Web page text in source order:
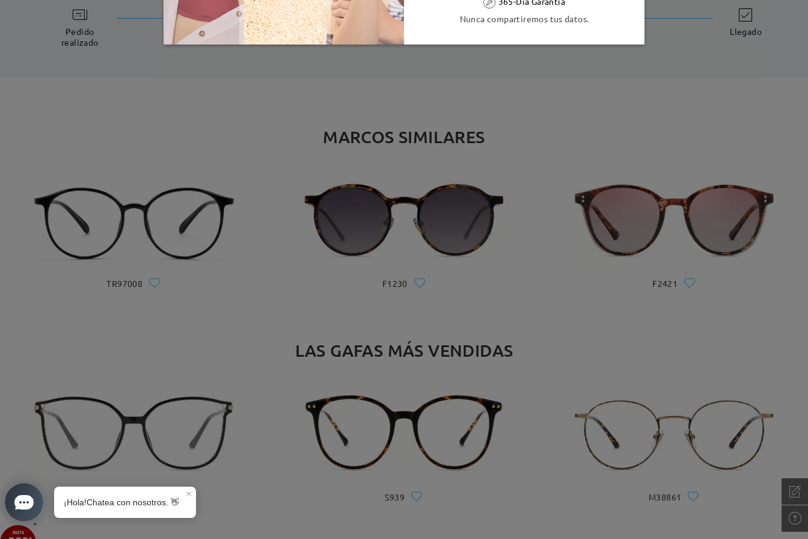
×
Pedido
realizado
Fabricación
5-7 días laborales detalles Llegado
MARCOS SIMILARES
TR97008 F1230 F2421
LAS GAFAS MÁS VENDIDAS
S939 M38861
Nunca compartiremos tus datos.